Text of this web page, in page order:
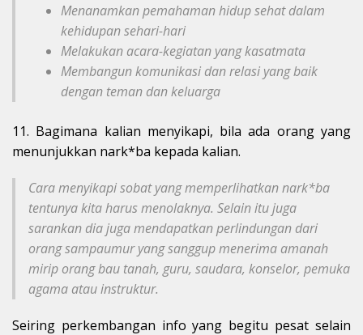
Menanamkan pemahaman hidup sehat dalam
kehidupan sehari-hari
Melakukan acara-kegiatan yang kasatmata
Membangun komunikasi dan relasi yang baik
dengan teman dan keluarga
11. Bagimana kalian menyikapi, bila ada orang yang
menunjukkan nark*ba kepada kalian.
Cara menyikapi sobat yang memperlihatkan nark*ba
tentunya kita harus menolaknya. Selain itu juga
sarankan dia juga mendapatkan perlindungan dari
orang sampaumur yang sanggup menerima amanah
mirip orang bau tanah, guru, saudara, konselor, pemuka
agama atau instruktur.
Seiring perkembangan info yang begitu pesat selain